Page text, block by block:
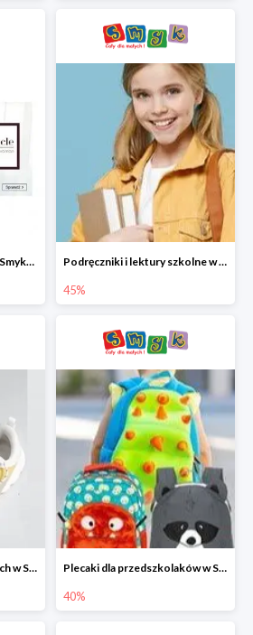
Miracle odzież ciążowa w Smyku co -30% Podręczniki i lektury szkolne w Smyku do -45%
45%
Znane marki w supercenach w Smyku - buty do -40% Plecaki dla przedszkolaków w Smyku do -40%
40%